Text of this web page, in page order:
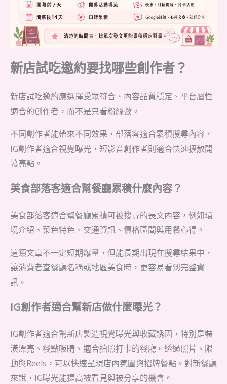
新店試吃邀約要找哪些創作者？
新店試吃邀約應選擇受眾符合、內容品質穩定、平台屬性
適合的創作者，而不是只看粉絲數。
不同創作者能帶來不同效果，部落客適合累積搜尋內容，
IG創作者適合視覺曝光，短影音創作者則適合快速擴散開
幕亮點。
美食部落客適合幫餐廳累積什麼內容？
美食部落客適合幫餐廳累積可被搜尋的長文內容，例如環
境介紹、菜色特色、交通資訊、價格區間與用餐心得。
這類文章不一定短期爆量，但能長期出現在搜尋結果中，
讓消費者查餐廳名稱或地區美食時，更容易看到完整資
訊。
IG創作者適合幫新店做什麼曝光？
IG創作者適合幫新店製造視覺曝光與收藏誘因，特別是裝
潢漂亮、餐點吸睛、適合拍照打卡的餐廳。透過照片、限
動與Reels，可以快速呈現店內氛圍與招牌餐點。對新餐廳
來說，IG曝光能提高被看見與被分享的機會。